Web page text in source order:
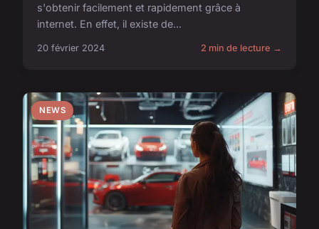
s'obtenir facilement et rapidement grâce à
internet. En effet, il existe de...
20 février 2024 2 min de lecture →
NEWS